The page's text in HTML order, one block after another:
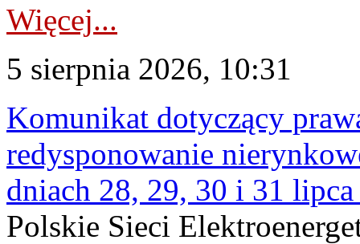
Więcej...
5 sierpnia 2026, 10:31
Komunikat dotyczący
redysponowanie
dniach 28, 29, 30 i 31
Polskie Sieci